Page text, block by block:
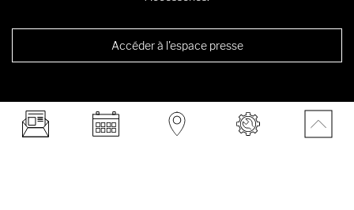
Accéder à l'espace presse